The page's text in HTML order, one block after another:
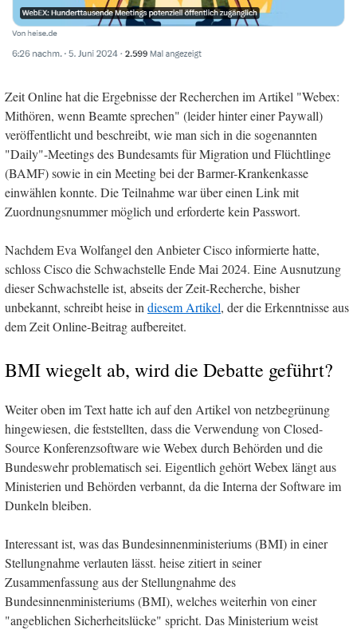
Zeit Online hat die Ergebnisse der Recherchen im Artikel "Webex:
Mithören, wenn Beamte sprechen" (leider hinter einer Paywall)
veröffentlicht und beschreibt, wie man sich in die sogenannten
"Daily"-Meetings des Bundesamts für Migration und Flüchtlinge
(BAMF) sowie in ein Meeting bei der Barmer-Krankenkasse
einwählen konnte. Die Teilnahme war über einen Link mit
Zuordnungsnummer möglich und erforderte kein Passwort.
Nachdem Eva Wolfangel den Anbieter Cisco informierte hatte,
schloss Cisco die Schwachstelle Ende Mai 2024. Eine Ausnutzung
dieser Schwachstelle ist, abseits der Zeit-Recherche, bisher
unbekannt, schreibt heise in diesem Artikel, der die Erkenntnisse aus
dem Zeit Online-Beitrag aufbereitet.
BMI wiegelt ab, wird die Debatte geführt?
Weiter oben im Text hatte ich auf den Artikel von netzbegrünung
hingewiesen, die feststellten, dass die Verwendung von Closed-
Source Konferenzsoftware wie Webex durch Behörden und die
Bundeswehr problematisch sei. Eigentlich gehört Webex längt aus
Ministerien und Behörden verbannt, da die Interna der Software im
Dunkeln bleiben.
Interessant ist, was das Bundesinnenministeriums (BMI) in einer
Stellungnahme verlauten lässt. heise zitiert in seiner
Zusammenfassung aus der Stellungnahme des
Bundesinnenministeriums (BMI), welches weiterhin von einer
"angeblichen Sicherheitslücke" spricht. Das Ministerium weist